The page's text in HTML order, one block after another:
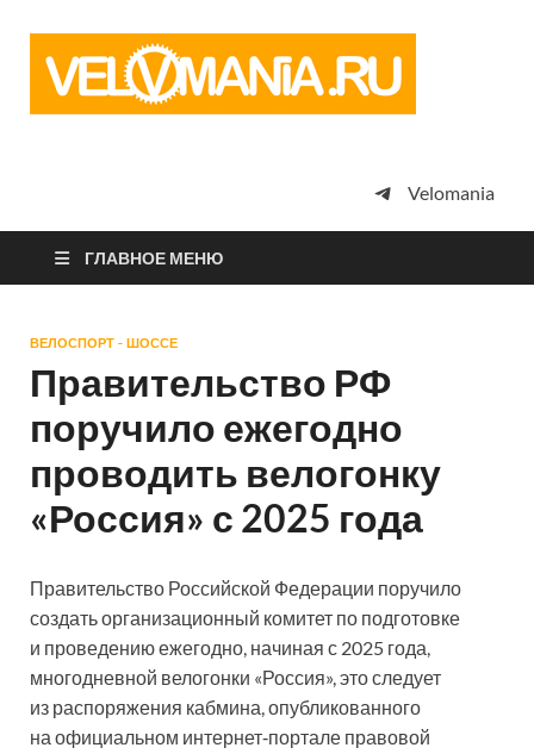
просто
Velomania
ГЛАВНОЕ МЕНЮ
ВЕЛОСПОРТ - ШОССЕ
Правительство РФ
поручило ежегодно
проводить велогонку
«Россия» с 2025 года
Правительство Российской Федерации поручило
создать организационный комитет по подготовке
и проведению ежегодно, начиная с 2025 года,
многодневной велогонки «Россия», это следует
из распоряжения кабмина, опубликованного
на официальном интернет‑портале правовой